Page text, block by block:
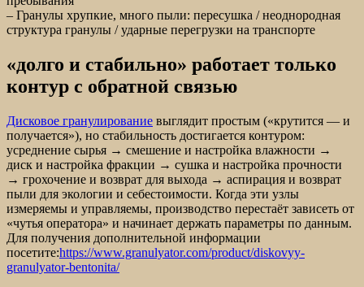
– Гранулы хрупкие, много пыли: пересушка / неоднородная
структура гранулы / ударные перегрузки на транспорте
«долго и стабильно» работает только
контур с обратной связью
Дисковое гранулирование выглядит простым («крутится — и
получается»), но стабильность достигается контуром:
усреднение сырья → смешение и настройка влажности →
диск и настройка фракции → сушка и настройка прочности
→ грохочение и возврат для выхода → аспирация и возврат
пыли для экологии и себестоимости. Когда эти узлы
измеряемы и управляемы, производство перестаёт зависеть от
«чутья оператора» и начинает держать параметры по данным.
Для получения дополнительной информации
посетите:https://www.granulyator.com/product/diskovyy-
granulyator-bentonita/